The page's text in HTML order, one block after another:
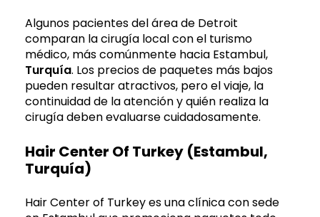
Algunos pacientes del área de Detroit
comparan la cirugía local con el turismo
médico, más comúnmente hacia Estambul,
Turquía. Los precios de paquetes más bajos
pueden resultar atractivos, pero el viaje, la
continuidad de la atención y quién realiza la
cirugía deben evaluarse cuidadosamente.
Hair Center Of Turkey (Estambul,
Turquía)
Hair Center of Turkey es una clínica con sede